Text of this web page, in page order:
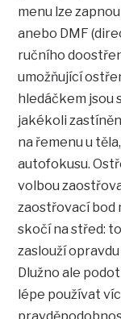
menu lze
anebo DMF
ručního
umožňující
hledáčkem jsou
jakékoli
na řemenu u
autofokusu.
volbou
zaostřovací bod
skočí na střed:
zaslouží
Dlužno ale
lépe používat